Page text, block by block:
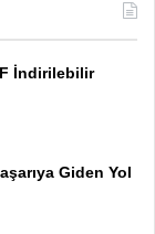
İndirilebilir
Giden Yol